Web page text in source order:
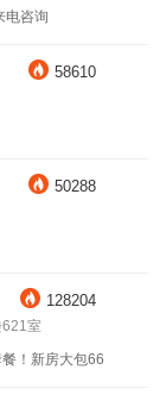
电咨询
58610
50288
128204
室
！新房大包66